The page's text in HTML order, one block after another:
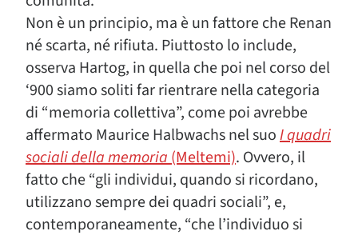
Non è un principio, ma è un fattore che Renan
né scarta, né rifiuta. Piuttosto lo include,
osserva Hartog, in quella che poi nel corso del
‘900 siamo soliti far rientrare nella categoria
di “memoria collettiva”, come poi avrebbe
affermato Maurice Halbwachs nel suoI quadri
sociali della memoria(Meltemi). Ovvero, il
fatto che “gli individui, quando si ricordano,
utilizzano sempre dei quadri sociali”, e,
contemporaneamente, “che l’individuo si